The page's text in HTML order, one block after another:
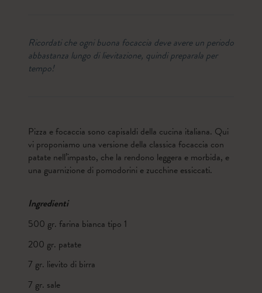
Ricordati che ogni buona focaccia deve avere un periodo
abbastanza lungo di lievitazione, quindi preparala per
tempo!
Pizza e focaccia sono capisaldi della cucina italiana. Qui
vi proponiamo una versione della classica focaccia con
patate nell’impasto, che la rendono leggera e morbida, e
una guarnizione di pomodorini e zucchine essiccati.
Ingredienti
500 gr. farina bianca tipo 1
200 gr. patate
7 gr. lievito di birra
7 gr. sale